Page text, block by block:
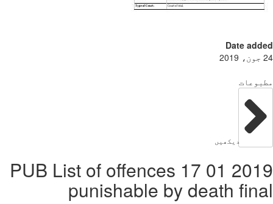
Date
دیکھیں
2019 01 17 PUB List of offences
punishable by death